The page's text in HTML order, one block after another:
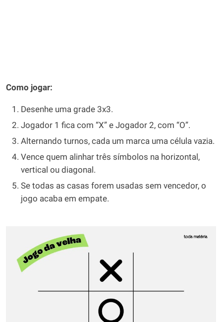
Como jogar:
Desenhe uma grade 3x3.
Jogador 1 fica com “X” e Jogador 2, com “O”.
Alternando turnos, cada um marca uma célula vazia.
Vence quem alinhar três símbolos na horizontal,
vertical ou diagonal.
Se todas as casas forem usadas sem vencedor, o
jogo acaba em empate.